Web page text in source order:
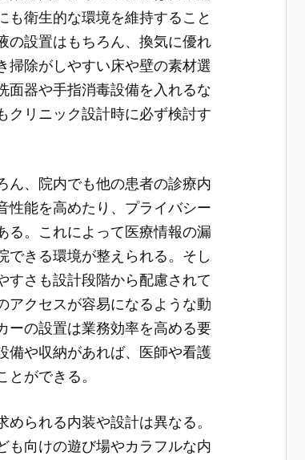
も衛生的な環境を維持すること
の設置はもちろん、換気に優れ
掃除がしやすい床や壁の素材選
面器や手指消毒設備を入れるな
クリニック設計時に必ず検討す
ん、院内でも他の患者の診療内
性能を高めたり、プライバシー
る。これによって医療情報の漏
できる環境が整えられる。そし
すさも設計段階から配慮されて
アクセスが容易になるような動
ーの設置は業務効率を高める要
備や収納があれば、医師や看護
ができる。
られる内装や設計は異なる。
も向けの遊び場やカラフルな内